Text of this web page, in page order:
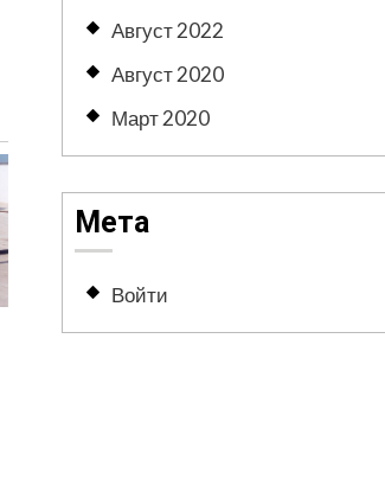
Август 2022
Август 2020
Март 2020
Мета
Войти